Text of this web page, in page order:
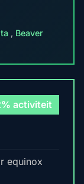
, Beaver
activiteit
equinox